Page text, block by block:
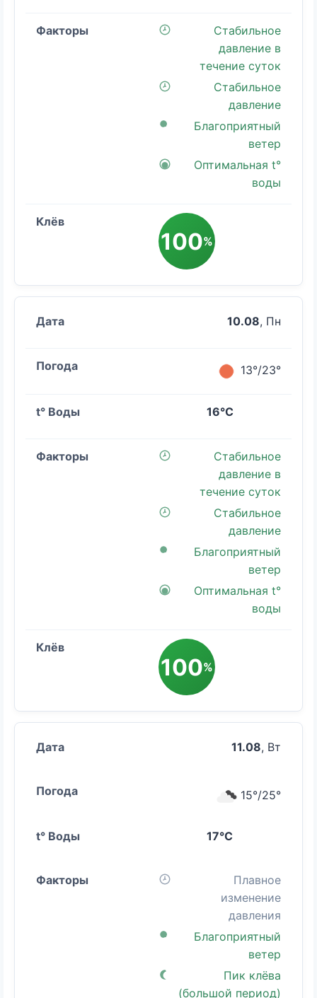
Стабильное
давление в
течение суток
Стабильное
давление
Благоприятный
ветер
Оптимальная t°
воды
100%
10.08, Пн
13°/23°
16°C
Стабильное
давление в
течение суток
Стабильное
давление
Благоприятный
ветер
Оптимальная t°
воды
100%
11.08, Вт
15°/25°
17°C
Плавное
изменение
давления
Благоприятный
ветер
Пик клёва
(большой период)